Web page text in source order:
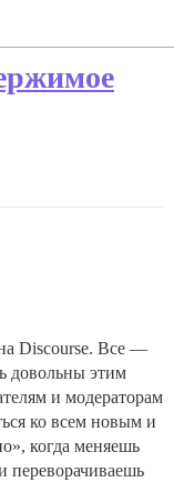
Discourse. Все —
довольны этим
и модераторам
ко всем новым и
когда меняешь
переворачиваешь